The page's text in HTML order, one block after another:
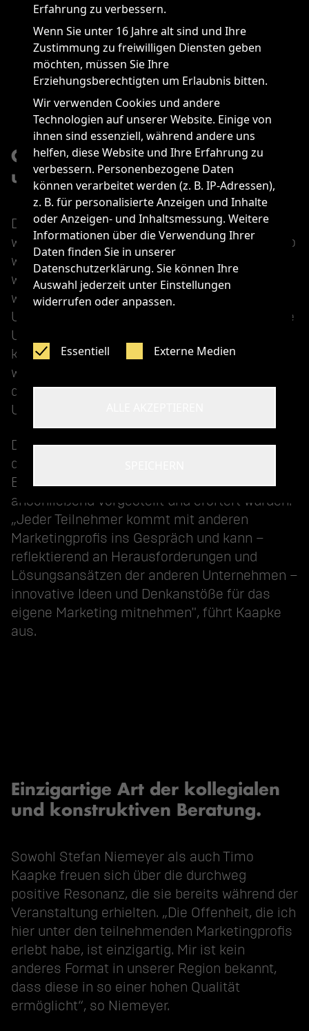
Erfahrung zu verbessern.
Wenn Sie unter 16 Jahre alt sind und Ihre
Zustimmung zu freiwilligen Diensten geben
möchten, müssen Sie Ihre
Erziehungsberechtigten um Erlaubnis bitten.
Wir verwenden Cookies und andere
Technologien auf unserer Website. Einige von
ihnen sind essenziell, während andere uns
helfen, diese Website und Ihre Erfahrung zu
verbessern. Personenbezogene Daten
können verarbeitet werden (z. B. IP-Adressen),
z. B. für personalisierte Anzeigen und Inhalte
oder Anzeigen- und Inhaltsmessung. Weitere
Informationen über die Verwendung Ihrer
Daten finden Sie in unserer
Datenschutzerklärung. Sie können Ihre
Auswahl jederzeit unter Einstellungen
widerrufen oder anpassen.
Essentiell Externe Medien
Offnener Erfahrungsaustausch
und voneinander lernen.
Die Fragestellungen an den Zirkel-Stationen
waren erneut herausfordernd und vielfältig: So
wurde beispielweise gemeinsam eruiert,
woran man eine gute Führungskraft erkennt,
was die Teilnehmer an ihrer
Unternehmenskultur besonders schätzen, wie
Unternehmen als starke Arbeitgebermarke
kommunikativ auf sich aufmerksam machen,
wie sich die Ansprüche von Mitarbeitern in
den letzten Jahren verändert haben – und wie
Unternehmen darauf reagieren.
Durch die vielen verschiedenen Blickwinkel
der Teilnehmer entstanden ebenso vielfältige
Einblicke und Ideen, die im offenen Forum
anschließend vorgestellt und erörtert wurden.
„Jeder Teilnehmer kommt mit anderen
Marketingprofis ins Gespräch und kann –
reflektierend an Herausforderungen und
Lösungsansätzen der anderen Unternehmen –
innovative Ideen und Denkanstöße für das
eigene Marketing mitnehmen", führt Kaapke
aus.
Einzigartige Art der kollegialen
und konstruktiven Beratung.
Sowohl Stefan Niemeyer als auch Timo
Kaapke freuen sich über die durchweg
positive Resonanz, die sie bereits während der
Veranstaltung erhielten. „Die Offenheit, die ich
hier unter den teilnehmenden Marketingprofis
erlebt habe, ist einzigartig. Mir ist kein
anderes Format in unserer Region bekannt,
dass diese in so einer hohen Qualität
ermöglicht“, so Niemeyer.